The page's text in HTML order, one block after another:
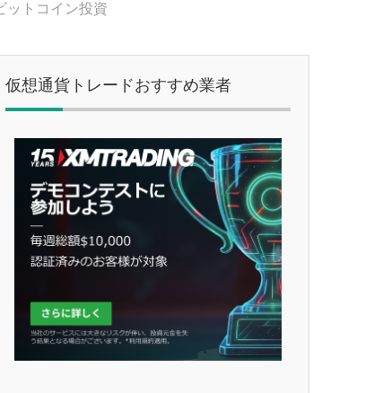
ットコイン投資
仮想通貨トレードおすすめ業者